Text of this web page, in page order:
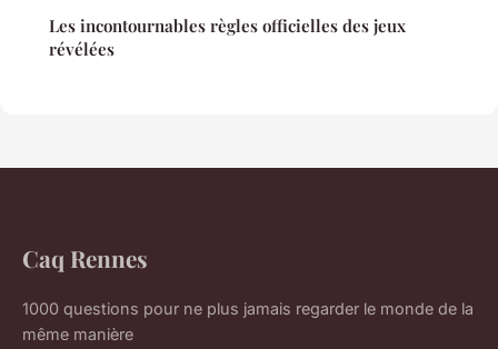
Les incontournables règles officielles des jeux
révélées
Caq Rennes
1000 questions pour ne plus jamais regarder le monde de la
même manière